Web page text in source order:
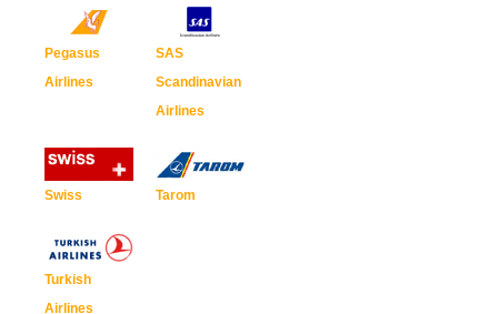
Pegasus
Airlines
SAS
Scandinavian
Airlines
Swiss Tarom
Turkish
Airlines